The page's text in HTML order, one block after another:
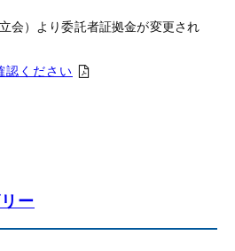
会）より委託者証拠金が変更され
認ください
ー